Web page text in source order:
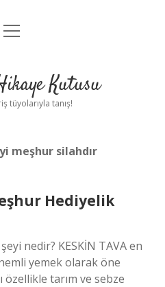
Uyarı
menüyü
Kutusu
tüyolarıyla tanış!
meşhur silahdır
Hediyelik
nedir? KESKİN TAVA en
yemek olarak öne
özellikle tarım ve sebze